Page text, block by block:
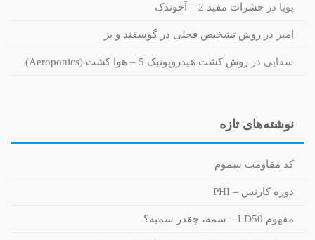
پویا در حشرات مفید 2 – آخوندک
امیر در روش تشخیص فحلی در گوسفند و بز
سقایی در روش کشت هیدروپونیک 5 – هوا کشت (Aeroponics)
نوشته‌های تازه
کد مقاومت سموم
دوره کارنس – PHI
مفهوم LD50 – سمه، چقدر سمیه؟